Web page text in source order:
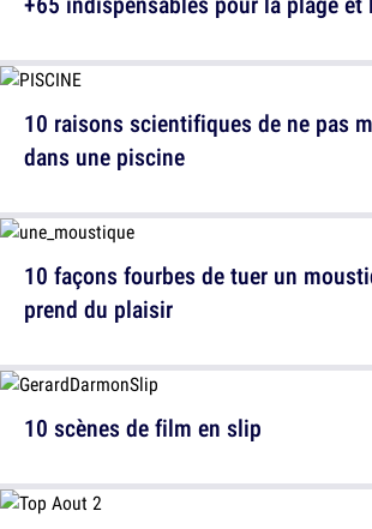
10 façons fourbes de tuer un
prend du plaisir
10 raisons scientifiques de ne pas
dans une piscine
10 scènes de film en slip